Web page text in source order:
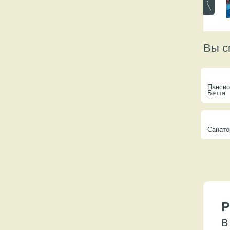
Вы
Бетта